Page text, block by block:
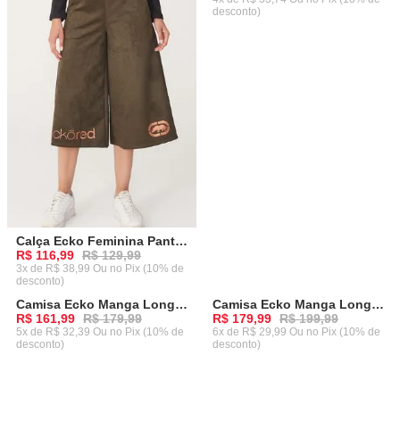
Calça Ecko Feminina Pantacourt Verde Militar
R$ 116,99 R$ 129,99
3x de R$ 38,99 Ou no Pix (10% de
desconto)
ADICIONAR AO CARRINHO
desconto)
-10%Camisa Ecko Manga Longa Xadrez Preta
R$ 161,99 R$ 179,99
5x de R$ 32,39 Ou no Pix (10% de
desconto)
-10%Camisa Ecko Manga Longa Verde
R$ 179,99 R$ 199,99
6x de R$ 29,99 Ou no Pix (10% de
desconto)